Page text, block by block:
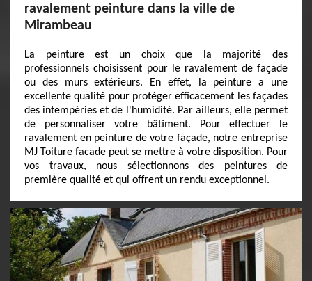
ravalement peinture dans la ville de
Mirambeau
La peinture est un choix que la majorité des
professionnels choisissent pour le ravalement de façade
ou des murs extérieurs. En effet, la peinture a une
excellente qualité pour protéger efficacement les façades
des intempéries et de l'humidité. Par ailleurs, elle permet
de personnaliser votre bâtiment. Pour effectuer le
ravalement en peinture de votre façade, notre entreprise
MJ Toiture facade peut se mettre à votre disposition. Pour
vos travaux, nous sélectionnons des peintures de
première qualité et qui offrent un rendu exceptionnel.